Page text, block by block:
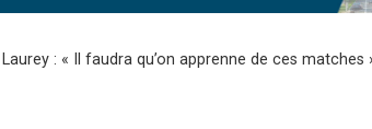
: « Il faudra qu’on apprenne de ces matches